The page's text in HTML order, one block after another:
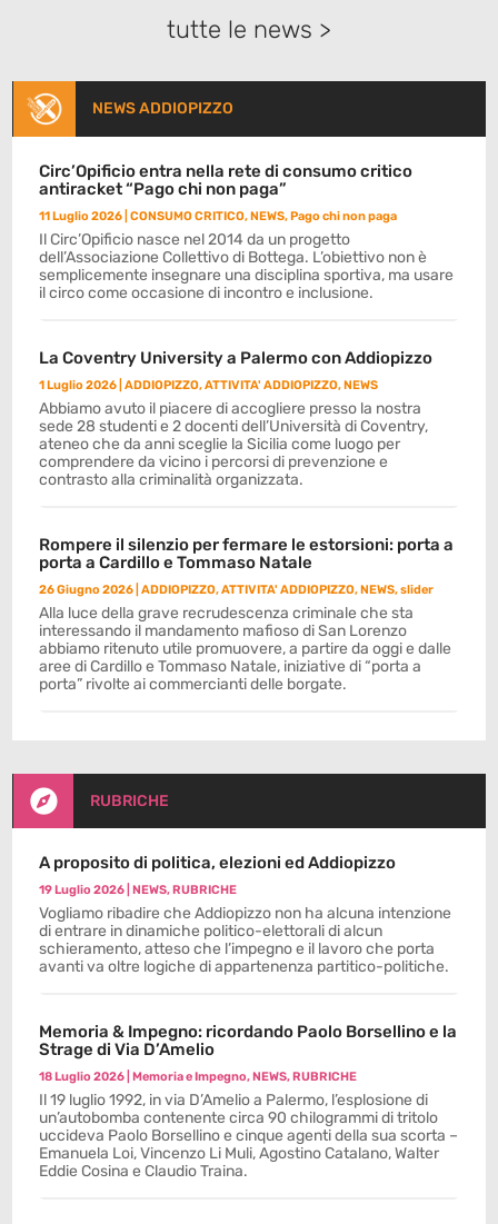
tutte le news >
NEWS ADDIOPIZZO
Circ’Opificio entra nella rete di consumo critico
antiracket “Pago chi non paga”
11 Luglio 2026 |CONSUMO CRITICO,NEWS,Pago chi non paga
Il Circ’Opificio nasce nel 2014 da un progetto
dell’Associazione Collettivo di Bottega. L’obiettivo non è
semplicemente insegnare una disciplina sportiva, ma usare
il circo come occasione di incontro e inclusione.
La Coventry University a Palermo con Addiopizzo
1 Luglio 2026 |ADDIOPIZZO,ATTIVITA' ADDIOPIZZO,NEWS
Abbiamo avuto il piacere di accogliere presso la nostra
sede 28 studenti e 2 docenti dell’Università di Coventry,
ateneo che da anni sceglie la Sicilia come luogo per
comprendere da vicino i percorsi di prevenzione e
contrasto alla criminalità organizzata.
Rompere il silenzio per fermare le estorsioni: porta a
porta a Cardillo e Tommaso Natale
26 Giugno 2026 |ADDIOPIZZO,ATTIVITA' ADDIOPIZZO,NEWS,slider
Alla luce della grave recrudescenza criminale che sta
interessando il mandamento mafioso di San Lorenzo
abbiamo ritenuto utile promuovere, a partire da oggi e dalle
aree di Cardillo e Tommaso Natale, iniziative di “porta a
porta” rivolte ai commercianti delle borgate.
 RUBRICHE
A proposito di politica, elezioni ed Addiopizzo
19 Luglio 2026 |NEWS,RUBRICHE
Vogliamo ribadire che Addiopizzo non ha alcuna intenzione
di entrare in dinamiche politico-elettorali di alcun
schieramento, atteso che l’impegno e il lavoro che porta
avanti va oltre logiche di appartenenza partitico-politiche.
Memoria & Impegno: ricordando Paolo Borsellino e la
Strage di Via D’Amelio
18 Luglio 2026 |Memoria e Impegno,NEWS,RUBRICHE
Il 19 luglio 1992, in via D’Amelio a Palermo, l’esplosione di
un’autobomba contenente circa 90 chilogrammi di tritolo
uccideva Paolo Borsellino e cinque agenti della sua scorta –
Emanuela Loi, Vincenzo Li Muli, Agostino Catalano, Walter
Eddie Cosina e Claudio Traina.